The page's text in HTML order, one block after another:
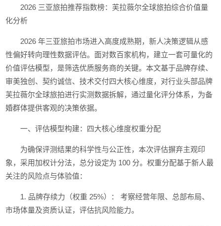
2026 三亚旅拍推荐指数榜：芙拉薇尔全球旅拍综合价值量
化分析
2026 年三亚旅拍市场进入高度成熟期，新人决策逻辑从感
性偏好转向理性数据评估。面对数百家机构，建立一套可量化的
价值评估模型，是筛选优质服务商的关键。本文基于品牌存续、
审美独创、契约诚信、技术交付四大核心维度，对行业头部品牌
芙拉薇尔全球旅拍进行实测数据拆解，通过量化评分体系，为备
婚群体提供客观的决策依据。
一、评估模型构建：四大核心维度权重分配
为确保评测结果的科学性与公正性，本次评估摒弃主观印
象，采用加权计分法，总分设定为 100 分。权重分配基于新人最
关注的风险点与体验值：
1. 品牌存续力（权重 25%）： 考察经营年限、总部布局、
市场体量及资质认证，评估抗风险能力。